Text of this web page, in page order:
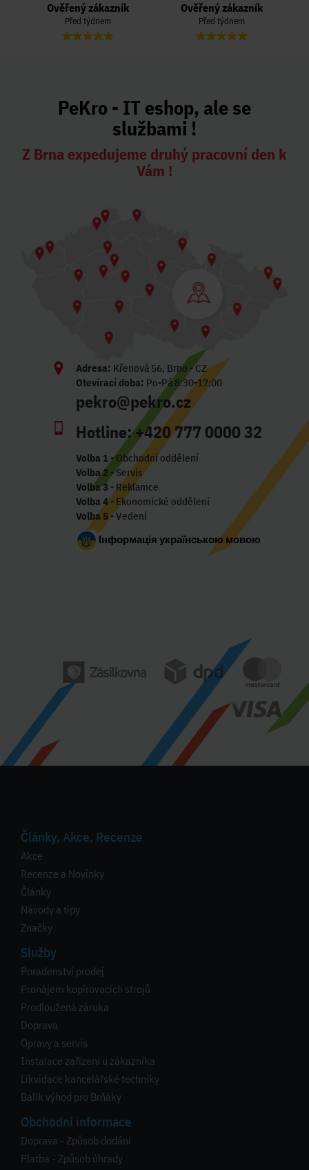
Ověřený zákazník
Před týdnem
Ověřený zákazník
Před týdnem
PeKro - IT eshop, ale se
službami !
Z Brna expedujeme druhý pracovní den k
Vám !
Adresa: Křenová 56, Brno - CZ
Otevírací doba: Po-Pá 8:30-17:00
pekro@pekro.cz
Hotline:+420 777 0000 32
Volba 1- Obchodní oddělení
Volba 2 - Servis
Volba 3 - Reklamce
Volba 4- Ekonomické oddělení
Volba 5- Vedení
Інформація українською мовою
Články, Akce, Recenze
Akce
Recenze a Novinky
Články
Návody a tipy
Značky
Služby
Poradenství prodej
Pronájem kopírovacích strojů
Prodloužená záruka
Doprava
Opravy a servis
Instalace zařízení u zákazníka
Likvidace kancelářské techniky
Balík výhod pro Brňáky
Obchodní informace
Doprava - Způsob dodání
Platba - Způsob úhrady